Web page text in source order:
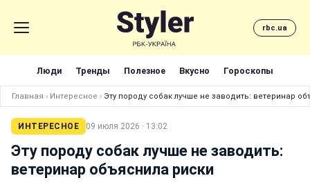
rbc.ua
Люди Тренды Полезное Вкусно Гороскопы
Главная › Интересное › Эту породу собак лучше не заводить: ветеринар
ИНТЕРЕСНОЕ 09 июля 2026 · 13:02
Эту породу собак лучше не заводить:
ветеринар объяснила риски